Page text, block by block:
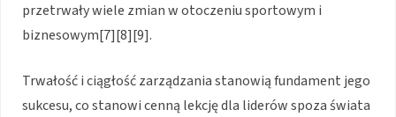
przetrwały wiele zmian w otoczeniu sportowym i
biznesowym[7][8][9].
Trwałość i ciągłość zarządzania stanowią fundament jego
sukcesu, co stanowi cenną lekcję dla liderów spoza świata